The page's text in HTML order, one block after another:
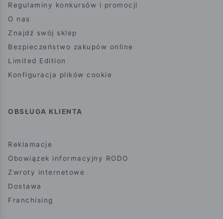
Regulaminy konkursów i promocji
O nas
Znajdź swój sklep
Bezpieczeństwo zakupów online
Limited Edition
Konfiguracja plików cookie
OBSŁUGA KLIENTA
Reklamacje
Obowiązek informacyjny RODO
Zwroty internetowe
Dostawa
Franchising